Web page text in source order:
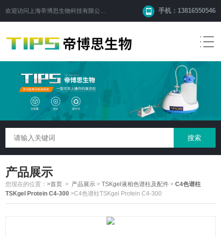
欢迎访问 上海帝博思生物科技有限公司 手机：13816550546
产品展示
您现在的位置：>首页 > 产品展示 >TSKgel液相色谱柱及配件 >C4色谱柱
TSKgel Protein C4-300 >C4色谱柱TSKgel Protein C4-300